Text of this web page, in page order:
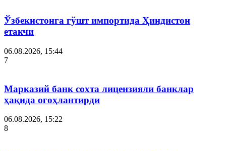
Ўзбекистонга гўшт импортида Ҳиндистон
етакчи
06.08.2026, 15:44
7
Марказий банк сохта лицензияли банклар
ҳақида огоҳлантирди
06.08.2026, 15:22
8